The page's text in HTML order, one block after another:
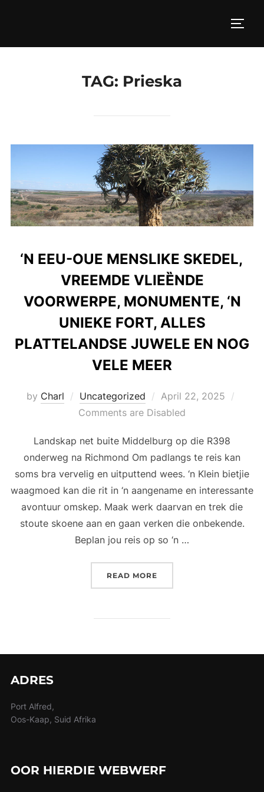
TAG: Prieska
‘N EEU-OUE MENSLIKE SKEDEL,
VREEMDE VLIEȄNDE
VOORWERPE, MONUMENTE, ‘N
UNIEKE FORT, ALLES
PLATTELANDSE JUWELE EN NOG
VELE MEER
by Charl Uncategorized
Posted
on
April 22, 2025
Comments are Disabled
Landskap net buite Middelburg op die R398
onderweg na Richmond Om padlangs te reis kan
soms bra vervelig en uitputtend wees. ‘n Klein bietjie
waagmoed kan die rit in ‘n aangename en interessante
avontuur omskep. Maak werk daarvan en trek die
stoute skoene aan en gaan verken die onbekende.
Beplan jou reis op so ‘n …
READ MORE
ADRES
Port Alfred,
Oos-Kaap, Suid Afrika
OOR HIERDIE WEBWERF